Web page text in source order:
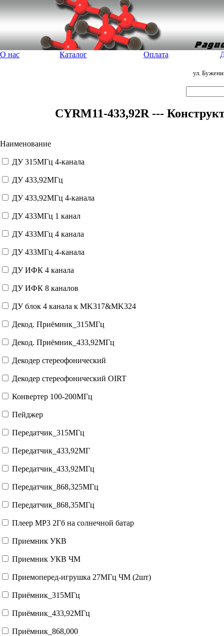
О нас Каталог Оплата
ул.
CYRM11-433,92R ---
Наименование
ДУ 315МГц 4-канала
ДУ 433,92МГц
ДУ 433,92МГц 4-канала
ДУ 433МГц 1 канал
ДУ 433МГц 4 канала
ДУ 433МГц 4-канала
ДУ ИФК 4 канала
ДУ ИФК 8 каналов
ДУ блок 4 канала к MK317&MK324
Декод. Приёмник_315МГц
Декод. Приёмник_433,92МГц
Декодер стереофонический
Декодер стереофонический OIRT
Конвертер 100-200МГц
Пейджер
Передатчик_315МГц
Передатчик_433,92МГ
Передатчик_433,92МГц
Передатчик_868,325МГц
Передатчик_868,35МГц
Плеер MP3 2Гб на солнечной батар
Приемник УКВ
Приемник УКВ ЧМ
Приемоперед-игрушка 27МГц ЧМ (2шт)
Приёмник_315МГц
Приёмник_433,92МГц
Приёмник_868,000